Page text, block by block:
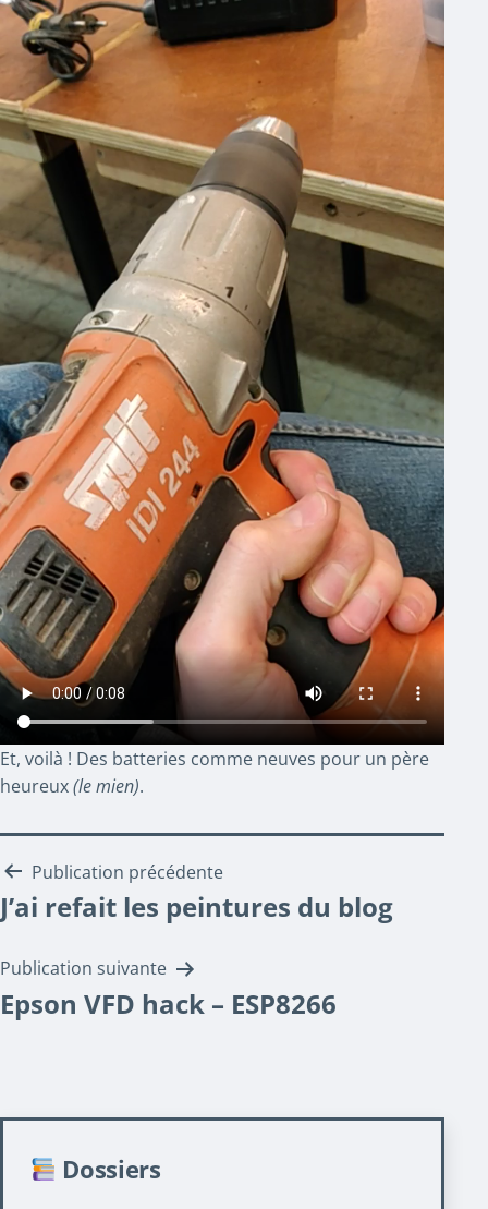
Et, voilà ! Des batteries comme neuves pour un père
heureux(le mien).
Navigation
de
l’article
Publication précédente
J’ai refait les peintures du blog
Publication suivante
Epson VFD hack – ESP8266
Dossiers